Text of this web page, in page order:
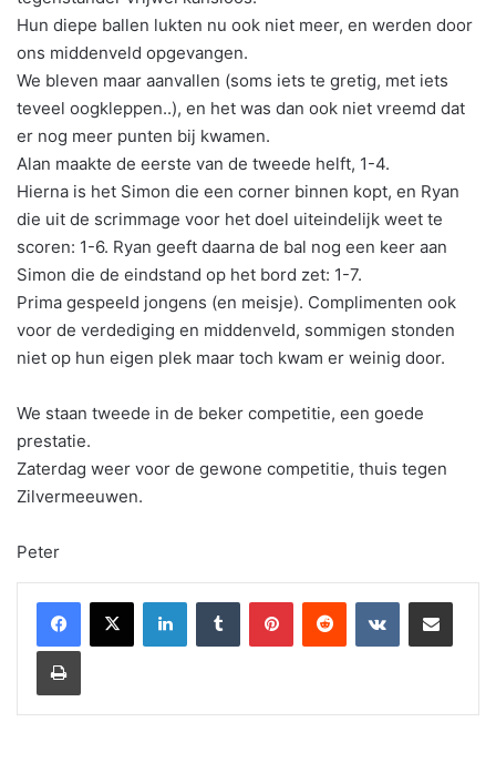
Hun diepe ballen lukten nu ook niet meer, en werden door
ons middenveld opgevangen.
We bleven maar aanvallen (soms iets te gretig, met iets
teveel oogkleppen..), en het was dan ook niet vreemd dat
er nog meer punten bij kwamen.
Alan maakte de eerste van de tweede helft, 1-4.
Hierna is het Simon die een corner binnen kopt, en Ryan
die uit de scrimmage voor het doel uiteindelijk weet te
scoren: 1-6. Ryan geeft daarna de bal nog een keer aan
Simon die de eindstand op het bord zet: 1-7.
Prima gespeeld jongens (en meisje). Complimenten ook
voor de verdediging en middenveld, sommigen stonden
niet op hun eigen plek maar toch kwam er weinig door.
We staan tweede in de beker competitie, een goede
prestatie.
Zaterdag weer voor de gewone competitie, thuis tegen
Zilvermeeuwen.
Peter
LinkedInTumblr PinterestReddit VKontakteShare via Email
Print